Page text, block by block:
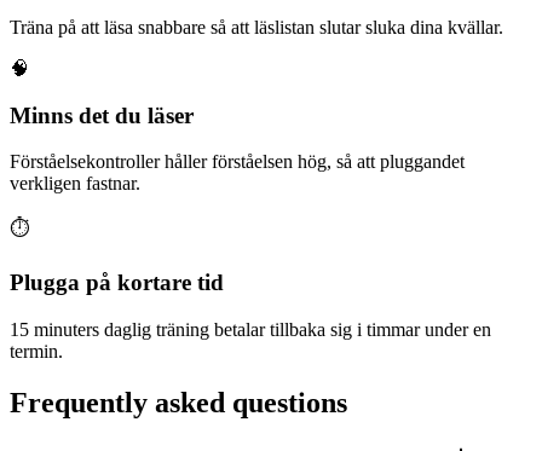
Träna på att läsa snabbare så att läslistan slutar sluka dina kvällar.
🧠
Minns det du läser
Förståelsekontroller håller förståelsen hög, så att pluggandet
verkligen fastnar.
⏱️
Plugga på kortare tid
15 minuters daglig träning betalar tillbaka sig i timmar under en
termin.
Frequently asked questions